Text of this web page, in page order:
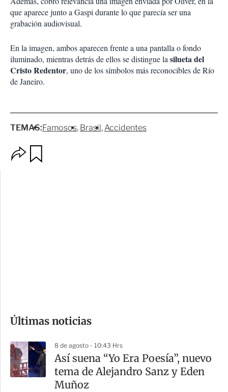
que aparece junto a Gaspi durante lo que parecía ser una
grabación audiovisual.
En la imagen, ambos aparecen frente a una pantalla o fondo
iluminado, mientras detrás de ellos se distingue lasilueta del
Cristo Redentor, uno de los símbolos más reconocibles de Río
de Janeiro.
TEMAS:Famosos Brasil Accidentes
m
a
r
t
Últimas noticias
8 de agosto - 10:43 Hrs
Así suena “Yo Era Poesía”, nuevo
tema de Alejandro Sanz y Eden
Muñoz